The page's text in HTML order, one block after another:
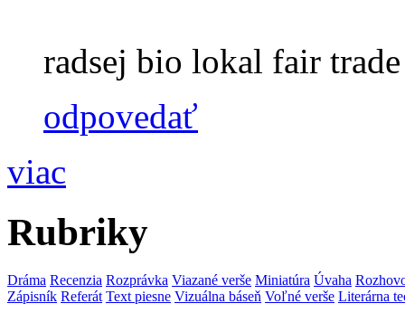
radsej bio lokal fair
odpovedať
viac
Rubriky
Dráma Recenzia Rozprávka Viazané verše Miniatúra Úvaha
Zápisník Referát Text piesne Vizuálna báseň Voľné verše Literárna